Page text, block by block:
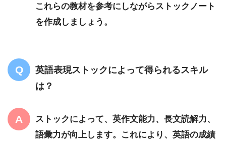
これらの教材を参考にしながらストックノート
を作成しましょう。
英語表現ストックによって得られるスキル
は？
ストックによって、英作文能力、長文読解力、
語彙力が向上します。これにより、英語の成績